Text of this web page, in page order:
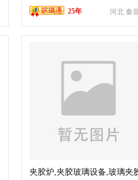
司 河北 秦
25年
夹胶炉,夹胶玻璃设备,玻璃夹